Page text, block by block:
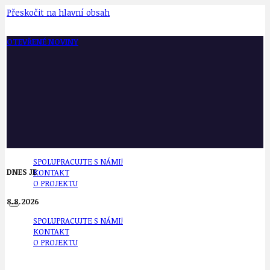
Přeskočit na hlavní obsah
OTEVŘENÉ NOVINY
SPOLUPRACUJTE S NÁMI!
KONTAKT
O PROJEKTU
SPOLUPRACUJTE S NÁMI!
KONTAKT
O PROJEKTU
DNES JE
8.8.2026